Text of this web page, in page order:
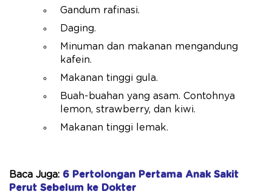
Gandum rafinasi.
Daging.
Minuman dan makanan mengandung
kafein.
Makanan tinggi gula.
Buah-buahan yang asam. Contohnya
lemon, strawberry, dan kiwi.
Makanan tinggi lemak.
Baca Juga: 6 Pertolongan Pertama Anak Sakit
Perut Sebelum ke Dokter